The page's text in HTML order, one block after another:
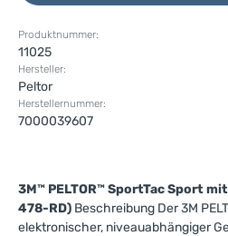
Produktnummer:
11025
Hersteller:
Peltor
Herstellernummer:
7000039607
3M™ PELTOR™ SportTac Sport
478-RD) Beschreibung Der 3M
elektronischer, niveauabhängiger